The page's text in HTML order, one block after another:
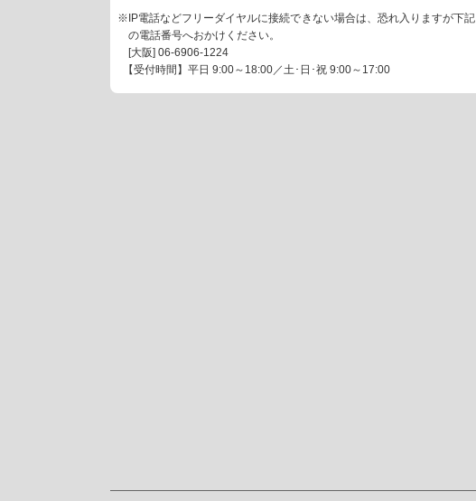
※IP電話などフリーダイヤルに接続できない場合は、恐れ入りますが下記
の電話番号へおかけください。
[大阪] 06-6906-1224
【受付時間】平日 9:00～18:00／土･日･祝 9:00～17:00